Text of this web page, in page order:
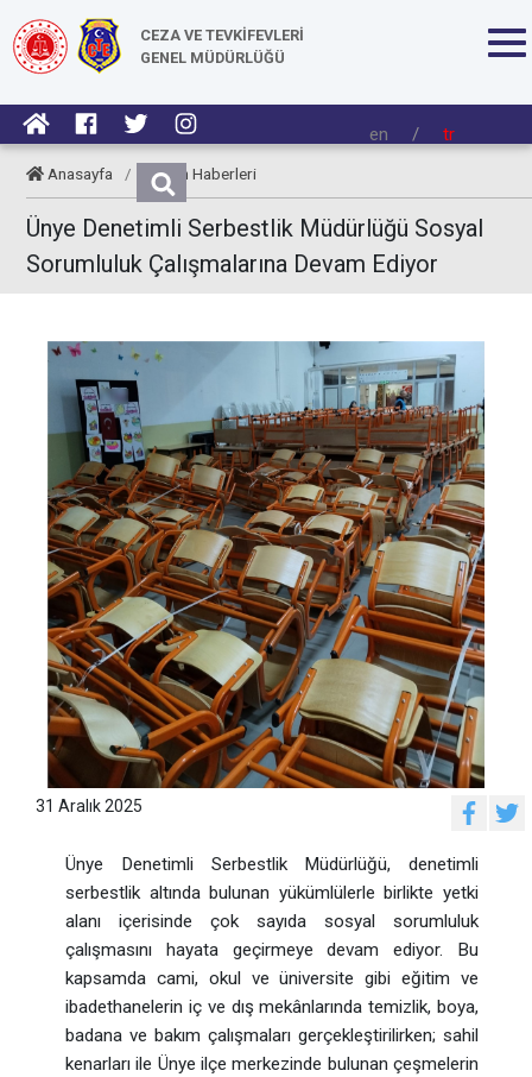
CEZA VE TEVKİFEVLERİ
GENEL MÜDÜRLÜĞÜ
en / tr
Anasayfa / Kurum Haberleri
Ünye Denetimli Serbestlik Müdürlüğü Sosyal
Sorumluluk Çalışmalarına Devam Ediyor
31 Aralık 2025
Ünye Denetimli Serbestlik Müdürlüğü, denetimli
serbestlik altında bulunan yükümlülerle birlikte yetki
alanı içerisinde çok sayıda sosyal sorumluluk
çalışmasını hayata geçirmeye devam ediyor. Bu
kapsamda cami, okul ve üniversite gibi eğitim ve
ibadethanelerin iç ve dış mekânlarında temizlik, boya,
badana ve bakım çalışmaları gerçekleştirilirken; sahil
kenarları ile Ünye ilçe merkezinde bulunan çeşmelerin